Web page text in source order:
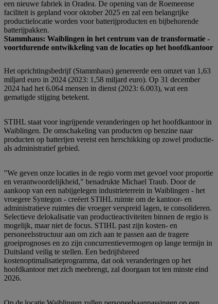
een nieuwe fabriek in Oradea. De opening van de Roemeense
faciliteit is gepland voor oktober 2025 en zal een belangrijke
productielocatie worden voor batterijproducten en bijbehorende
batterijpakken.
Stammhaus: Waiblingen in het centrum van de transformatie -
voortdurende ontwikkeling van de locaties op het hoofdkantoor
Het oprichtingsbedrijf (Stammhaus) genereerde een omzet van 1,63
miljard euro in 2024 (2023: 1,58 miljard euro). Op 31 december
2024 had het 6.064 mensen in dienst (2023: 6.003), wat een
gematigde stijging betekent.
STIHL staat voor ingrijpende veranderingen op het hoofdkantoor in
Waiblingen. De omschakeling van producten op benzine naar
producten op batterijen vereist een herschikking op zowel productie-
als administratief gebied.
"We geven onze locaties in de regio vorm met gevoel voor proportie
en verantwoordelijkheid," benadrukte Michael Traub. Door de
aankoop van een nabijgelegen industrieterrein in Waiblingen - het
vroegere Syntegon - creëert STIHL ruimte om de kantoor- en
administratieve ruimtes die vroeger verspreid lagen, te consolideren.
Selectieve delokalisatie van productieactiviteiten binnen de regio is
mogelijk, maar niet de focus. STIHL past zijn kosten- en
personeelsstructuur aan om zich aan te passen aan de tragere
groeiprognoses en zo zijn concurrentievermogen op lange termijn in
Duitsland veilig te stellen. Een bedrijfsbreed
kostenoptimalisatieprogramma, dat ook veranderingen op het
hoofdkantoor met zich meebrengt, zal doorgaan tot ten minste eind
2026.